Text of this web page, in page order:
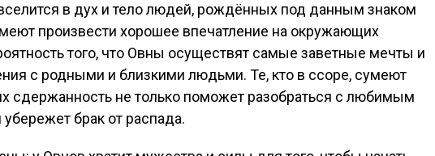
в дух и тело людей, рождённых под данным знаком
произвести хорошее впечатление на окружающих
того, что Овны осуществят самые заветные мечты и
с родными и близкими людьми. Те, кто в ссоре, сумеют
сдержанность не только поможет разобраться с любимым
брак от распада.